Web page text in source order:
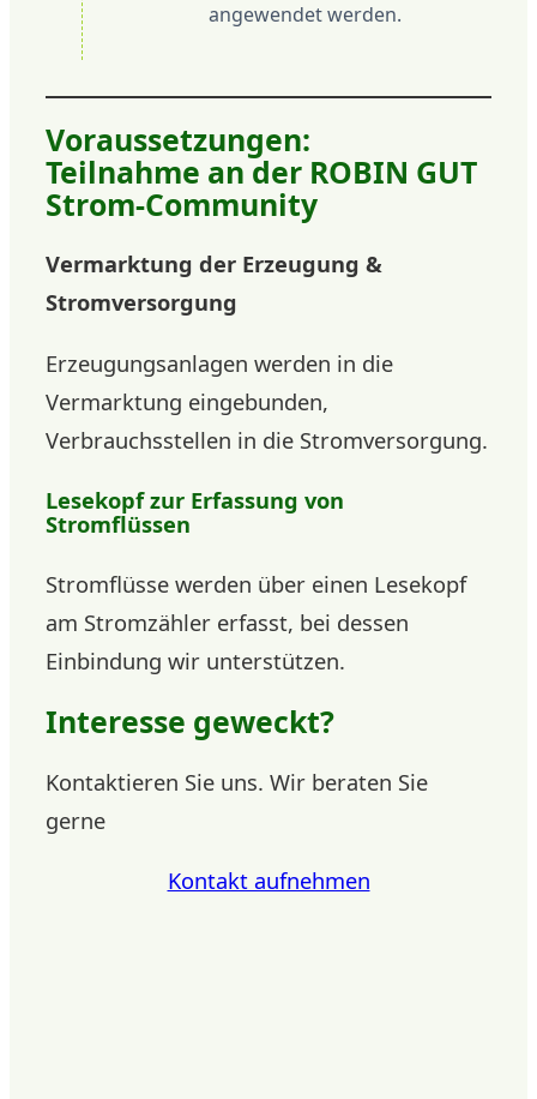
angewendet werden.
Voraussetzungen:
Teilnahme an der ROBIN GUT
Strom-Community
Vermarktung der Erzeugung &
Stromversorgung
Erzeugungsanlagen werden in die
Vermarktung eingebunden,
Verbrauchsstellen in die Stromversorgung.
Lesekopf zur Erfassung von
Stromflüssen
Stromflüsse werden über einen Lesekopf
am Stromzähler erfasst, bei dessen
Einbindung wir unterstützen.
Interesse geweckt?
Kontaktieren Sie uns. Wir beraten Sie
gerne
Kontakt aufnehmen